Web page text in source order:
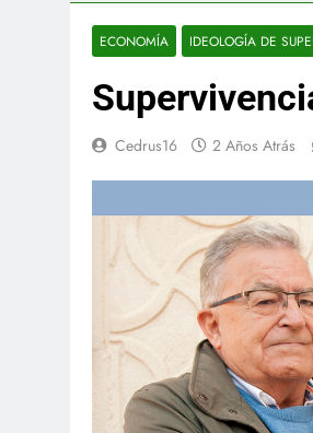
ECONOMÍA IDEOLOGÍA DE
Cedrus16 2 Años Atrás